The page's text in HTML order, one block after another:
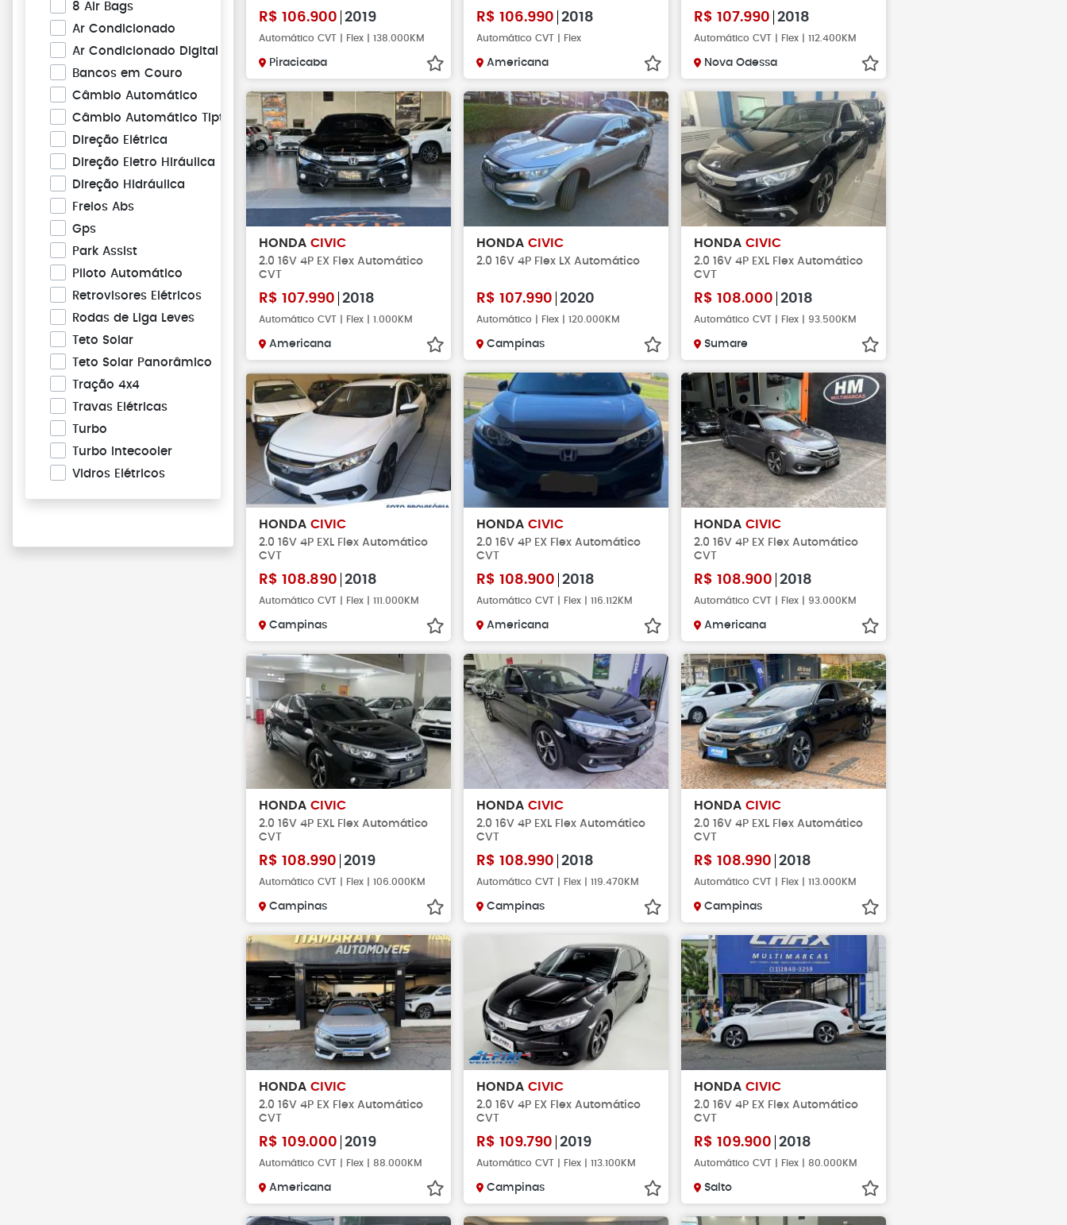
8 Air Bags
Ar Condicionado
Ar Condicionado Digital
Bancos em Couro
Câmbio Automático
Câmbio Automático Tiptronic
Direção Elétrica
Direção Eletro Hiráulica
Direção Hidráulica
Freios Abs
Gps
Park Assist
Piloto Automático
Retrovisores Elétricos
Rodas de Liga Leves
Teto Solar
Teto Solar Panorâmico
Tração 4x4
Travas Elétricas
Turbo
Turbo Intecooler
Vidros Elétricos
R$ 106.900 2019
Automático CVT | Flex | 138.000KM
Piracicaba
R$ 106.990 2018
Automático CVT | Flex
Americana
R$ 107.990 2018
Automático CVT | Flex | 112.400KM
Nova Odessa
HONDA CIVIC
2.0 16V 4P EX Flex Automático
CVT
R$ 107.990 2018
Automático CVT | Flex | 1.000KM
Americana
HONDA CIVIC
2.0 16V 4P Flex LX Automático
R$ 107.990 2020
Automático | Flex | 120.000KM
Campinas
HONDA CIVIC
2.0 16V 4P EXL Flex Automático
CVT
R$ 108.000 2018
Automático CVT | Flex | 93.500KM
Sumare
HONDA CIVIC
2.0 16V 4P EXL Flex Automático
CVT
R$ 108.890 2018
Automático CVT | Flex | 111.000KM
Campinas
HONDA CIVIC
2.0 16V 4P EX Flex Automático
CVT
R$ 108.900 2018
Automático CVT | Flex | 116.112KM
Americana
HONDA CIVIC
2.0 16V 4P EX Flex Automático
CVT
R$ 108.900 2018
Automático CVT | Flex | 93.000KM
Americana
HONDA CIVIC
2.0 16V 4P EXL Flex Automático
CVT
R$ 108.990 2019
Automático CVT | Flex | 106.000KM
Campinas
HONDA CIVIC
2.0 16V 4P EXL Flex Automático
CVT
R$ 108.990 2018
Automático CVT | Flex | 119.470KM
Campinas
HONDA CIVIC
2.0 16V 4P EXL Flex Automático
CVT
R$ 108.990 2018
Automático CVT | Flex | 113.000KM
Campinas
HONDA CIVIC
2.0 16V 4P EX Flex Automático
CVT
R$ 109.000 2019
Automático CVT | Flex | 88.000KM
Americana
HONDA CIVIC
2.0 16V 4P EX Flex Automático
CVT
R$ 109.790 2019
Automático CVT | Flex | 113.100KM
Campinas
HONDA CIVIC
2.0 16V 4P EX Flex Automático
CVT
R$ 109.900 2018
Automático CVT | Flex | 80.000KM
Salto